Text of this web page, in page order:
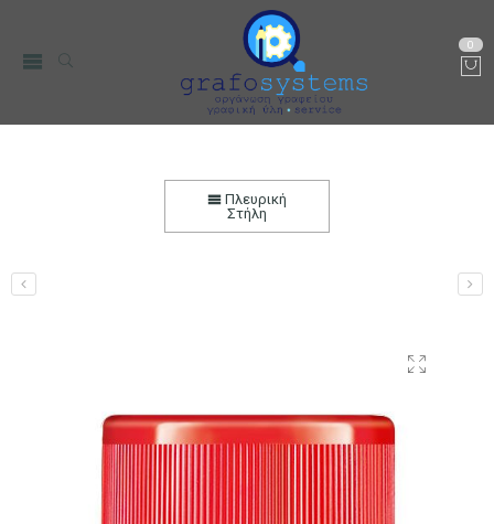
0
Χαρτικά-Είδη Γραφείου Ζωγραφική & DIY
Πλευρική
Στήλη